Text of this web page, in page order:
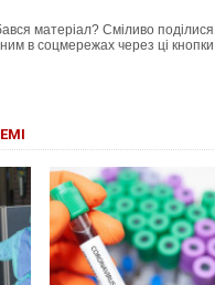
матеріал? Сміливо поділися
ним в соцмережах через ці кнопки